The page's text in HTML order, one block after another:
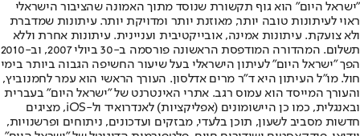
"ישראל היום" הוא גוף תקשורת שנוסד מתוך האמונה שהציבור הישראלי
ראוי לעיתונות טובה יותר, מאוזנת יותר ומדויקת יותר. עיתונות שמדברת
ולא צועקת. עיתונות אמינה, אובייקטיבית ועניינית. עיתונות אחרת וללא
תשלום. המהדורה המודפסת הראשונה פורסמה ב-30 ביולי 2007, וב-2010
הפך "ישראל היום" לעיתון הישראלי בעל שיעור החשיפה הגבוה ביותר בימי
חול. מו"ל העיתון היא ד"ר מרים אדלסון. העורך הראשי הוא עמר לחמנוביץ,
והעורך המייסד הוא עמוס רגב. אתרי האינטרנט של "ישראל היום" בעברית
ובאנגלית, כמו כן היישומונים (אפליקציות) לאנדרואיד ול-iOS, מציגים
חדשות מסביב לשעון, תוכן בלעדי, מבזקים ועדכונים, ניתוחים ופרשנויות,